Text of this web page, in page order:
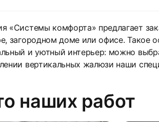
«Системы комфорта» предлагает
загородном доме или офисе. Такое
и уютный интерьер: можно
вертикальных жалюзи наши
наших работ